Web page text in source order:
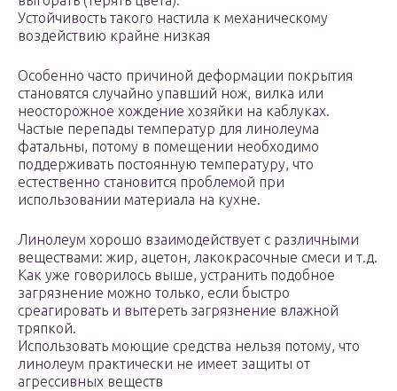
Устойчивость такого настила к механическому
воздействию крайне низкая
Особенно часто причиной деформации покрытия
становятся случайно упавший нож, вилка или
неосторожное хождение хозяйки на каблуках.
Частые перепады температур для линолеума
фатальны, потому в помещении необходимо
поддерживать постоянную температуру, что
естественно становится проблемой при
использовании материала на кухне.
Линолеум хорошо взаимодействует с различными
веществами: жир, ацетон, лакокрасочные смеси и т.д.
Как уже говорилось выше, устранить подобное
загрязнение можно только, если быстро
среагировать и вытереть загрязнение влажной
тряпкой.
Использовать моющие средства нельзя потому, что
линолеум практически не имеет защиты от
агрессивных веществ